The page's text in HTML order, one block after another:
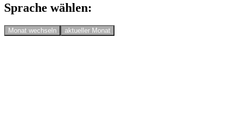
Sprache wählen:
Monat wechseln aktueller Monat